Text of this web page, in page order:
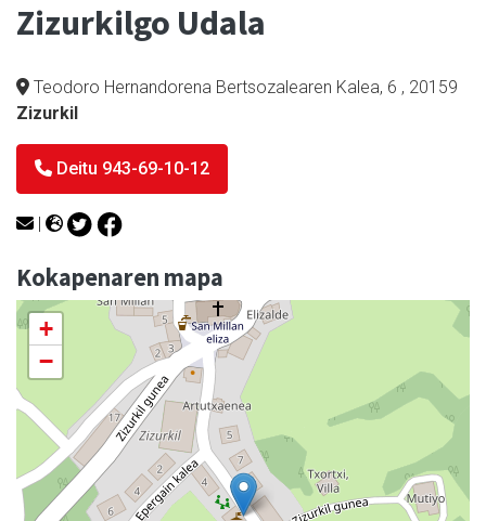
Zizurkilgo Udala
Teodoro Hernandorena Bertsozalearen Kalea, 6 , 20159
Zizurkil
Deitu 943-69-10-12
|
Kokapenaren mapa
+
−